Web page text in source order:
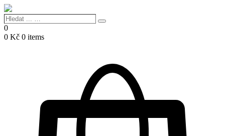
Hledat
...
…
Search
0
0 Kč 0 items